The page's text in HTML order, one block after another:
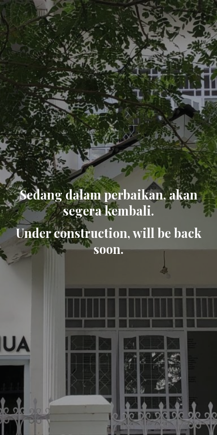
Sedang dalam perbaikan, akan
segera kembali.
Under construction, will be back
soon.